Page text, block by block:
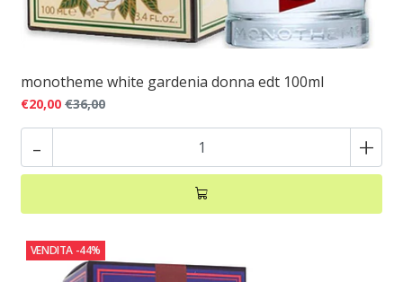
monotheme white gardenia donna edt 100ml
€20,00 €36,00
- +
VENDITA -44%